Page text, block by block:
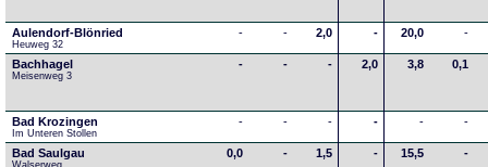
Aulendorf-Blönried
Heuweg 32
- - 2,0 - 20,0 -
Bachhagel
Meisenweg 3
- - - 2,0 3,8 0,1
Bad Krozingen
Im Unteren Stollen
- - - - - -
Bad Saulgau 0,0 - 1,5 - 15,5 -